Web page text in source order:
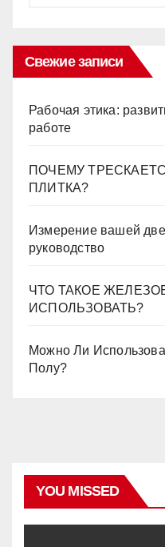
Свежие записи
Рабочая этика:
работе
ПОЧЕМУ
ПЛИТКА?
Измерение вашей
руководство
ЧТО ТАКОЕ
ИСПОЛЬЗОВАТЬ?
Можно Ли
Полу?
YOU MISSED